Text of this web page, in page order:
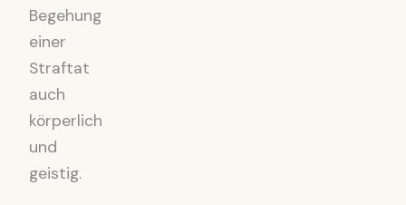
Begehung
einer
Straftat
auch
körperlich
und
geistig.